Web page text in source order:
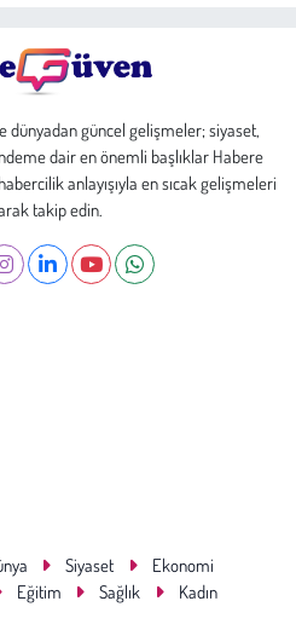
dünyadan güncel gelişmeler; siyaset,
dair en önemli başlıklar Habere
anlayışıyla en sıcak gelişmeleri
takip edin.
Siyaset
Ekonomi
Eğitim Sağlık
Kadın